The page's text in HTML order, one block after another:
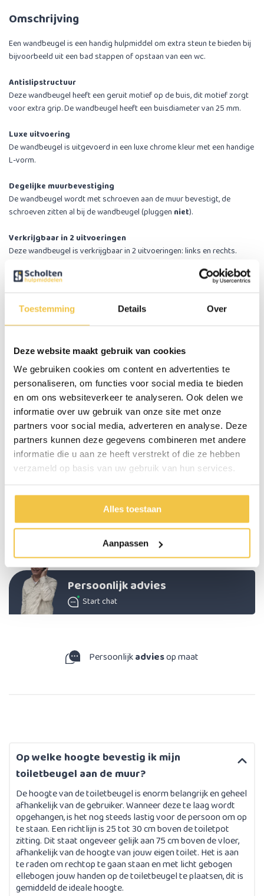
Toestemming Details Over
Deze website maakt gebruik van cookies
We gebruiken cookies om content en advertenties te
personaliseren, om functies voor social media te bieden
en om ons websiteverkeer te analyseren. Ook delen we
informatie over uw gebruik van onze site met onze
partners voor social media, adverteren en analyse. Deze
partners kunnen deze gegevens combineren met andere
informatie die u aan ze heeft verstrekt of die ze hebben
verzameld op basis van uw gebruik van hun services.
Alles toestaan
Aanpassen
Omschrijving
Een wandbeugel is een handig hulpmiddel om extra steun te bieden bij
bijvoorbeeld uit een bad stappen of opstaan van een wc.
Antislipstructuur
Deze wandbeugel heeft een geruit motief op de buis, dit motief zorgt
voor extra grip. De wandbeugel heeft een buisdiameter van 25 mm.
Luxe uitvoering
De wandbeugel is uitgevoerd in een luxe chrome kleur met een handige
L-vorm.
Degelijke muurbevestiging
De wandbeugel wordt met schroeven aan de muur bevestigt, de
schroeven zitten al bij de wandbeugel (pluggen niet).
Verkrijgbaar in 2 uitvoeringen
Deze wandbeugel is verkrijgbaar in 2 uitvoeringen: links en rechts.
Belangrijke eigenschappen:
Voorzien van 3 bevestigingsplaten
Inclusief schroeven (zonder pluggen)
Specificaties
Totale breedte
40 cm
Totale lengte
60 cm
Diameter buis
25 mm
Kleur
Chrome
Max gebruikersgewicht (bij goede montage aan een stevige
muur)
100
kg
specificaties
Persoonlijk advies
Start chat
Persoonlijkadviesop maat
Op welke hoogte bevestig ik mijn
toiletbeugel aan de muur?
De hoogte van de toiletbeugel is enorm belangrijk en geheel
afhankelijk van de gebruiker. Wanneer deze te laag wordt
opgehangen, is het nog steeds lastig voor de persoon om op
te staan. Een richtlijn is 25 tot 30 cm boven de toiletpot
zitting. Dit staat ongeveer gelijk aan 75 cm boven de vloer,
afhankelijk van de hoogte van jouw eigen toilet. Het is aan
te raden om rechtop te gaan staan en met licht gebogen
ellebogen jouw handen op de toiletbeugel te plaatsen, dit is
gemiddeld de ideale hoogte.